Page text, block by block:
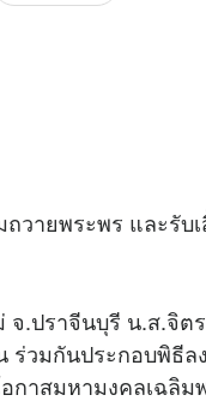
วายพระพร และรั
.ปราจีนบุรี น.ส.จิต
วมกันประกอบพิธีล
กาสมหามงคลเฉลิ